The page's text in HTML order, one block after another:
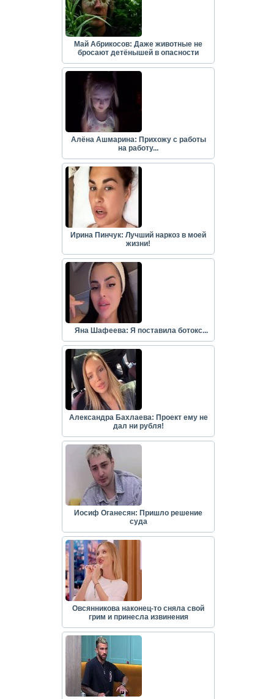
Май Абрикосов: Даже животные не
бросают детёнышей в опасности
Алёна Ашмарина: Прихожу с работы
на работу...
Ирина Пинчук: Лучший наркоз в моей
жизни!
Яна Шафеева: Я поставила ботокс...
Александра Бахлаева: Проект ему не
дал ни рубля!
Иосиф Оганесян: Пришло решение
суда
Овсянникова наконец-то сняла свой
грим и принесла извинения